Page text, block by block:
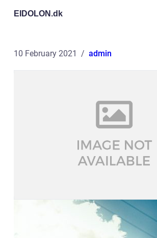
EIDOLON.dk
10 February 2021 admin